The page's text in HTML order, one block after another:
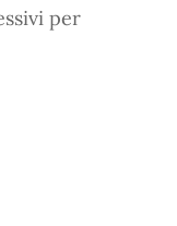
per